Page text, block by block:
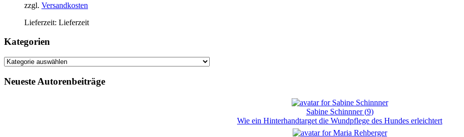
zzgl. Versandkosten
Lieferzeit: Lieferzeit
Kategorien
Kategorien
Neueste Autorenbeiträge
Sabine Schinnner(9)
Wie ein Hinterhandtarget die Wundpflege des Hundes erleichtert